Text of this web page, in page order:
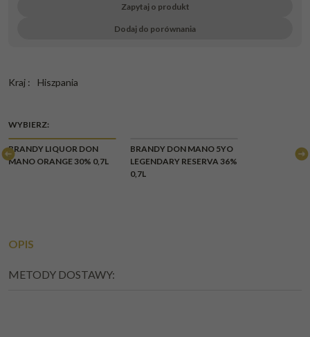
Zapytaj o produkt
Dodaj do porównania
Kraj : Hiszpania
WYBIERZ:
BRANDY LIQUOR DON
MANO ORANGE 30% 0,7L
BRANDY DON MANO 5YO
LEGENDARY RESERVA 36%
0,7L
OPIS
METODY DOSTAWY: